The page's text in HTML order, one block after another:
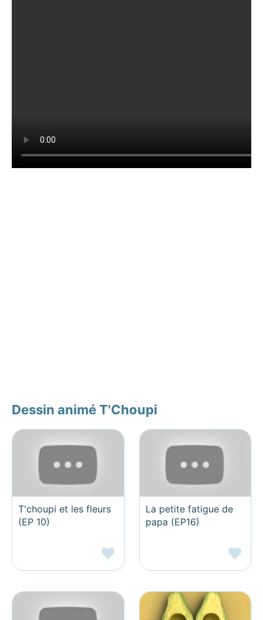
Dessin animé T'Choupi
T'choupi et les fleurs
(EP 10)
La petite fatigue de
papa (EP16)